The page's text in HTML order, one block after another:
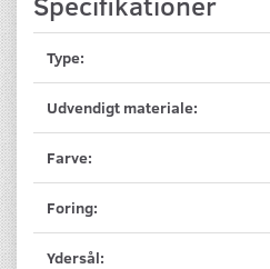
Type:
Udvendigt materiale:
Farve:
Foring:
Ydersål: